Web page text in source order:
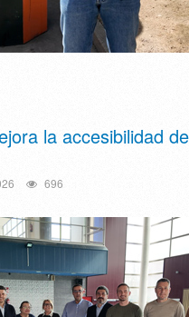
la accesibilidad
696